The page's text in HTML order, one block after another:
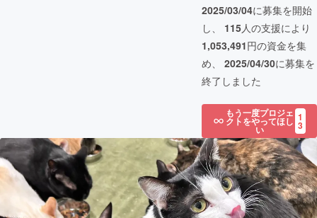
2025/03/04に募集を開始
し、 115人の支援により
1,053,491円の資金を集
め、 2025/04/30に募集を
終了しました
もう一度プロジェ
クトをやってほし
い
1
3